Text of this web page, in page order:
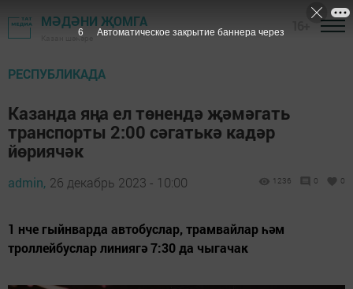
МӘДӘНИ ҖОМГА
Казан шәһәре
РЕСПУБЛИКАДА
Казанда яңа ел төнендә җәмәгать
транспорты 2:00 сәгатькә кадәр
йөриячәк
admin, 26 декабрь 2023 - 10:00 1236 0 0
1 нче гыйнварда автобуслар, трамвайлар һәм
троллейбуслар линиягә 7:30 да чыгачак
5 Автоматическое закрытие баннера через